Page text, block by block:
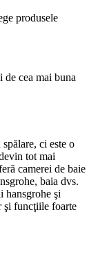
produsele
de cea mai buna
ci este o
tot mai
camerei de baie
baia dvs.
hansgrohe şi
şi funcţiile foarte